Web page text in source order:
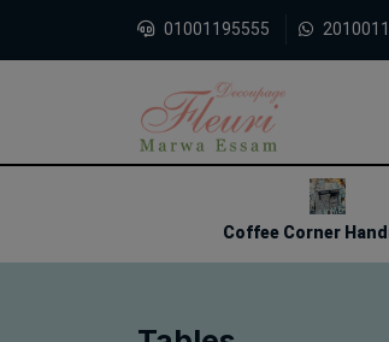
01001195555
Coffee Corner